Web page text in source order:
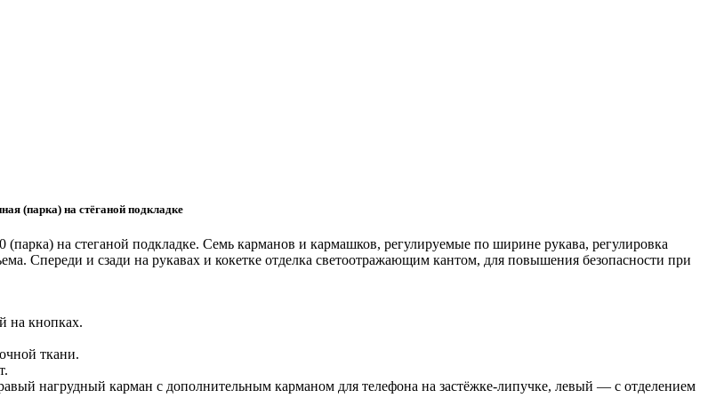
(парка) на стёганой подкладке
на стеганой подкладке. Семь карманов и кармашков, регулируемые по ширине рукава, регулировка
Спереди и сзади на рукавах и кокетке отделка светоотражающим кантом, для повышения безопасности при
на кнопках.
ткани.
нагрудный карман с дополнительным карманом для телефона на застёжке-липучке, левый — с отделением